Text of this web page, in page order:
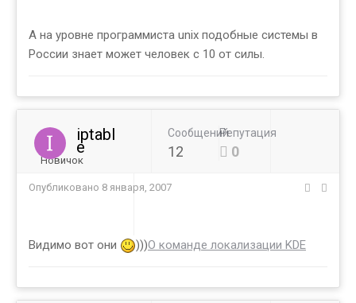
А на уровне программиста unix подобные системы в
России знает может человек с 10 от силы.
iptabl
e
Новичок
Сообщений
12
Репутация
0
Опубликовано 8 января, 2007
Видимо вот они )))О команде локализации KDE